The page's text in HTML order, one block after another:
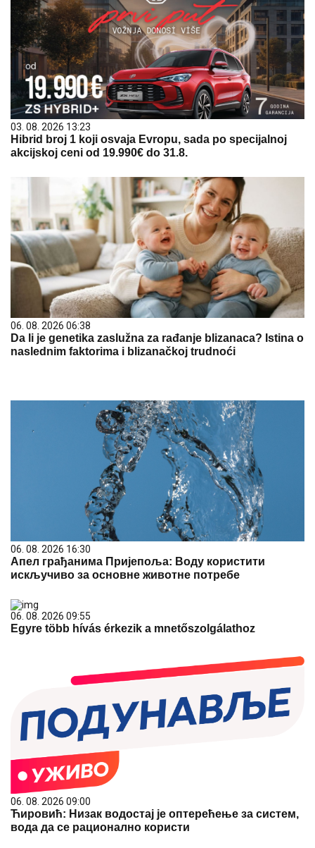
03. 08. 2026 13:23
Hibrid broj 1 koji osvaja Evropu, sada po specijalnoj
akcijskoj ceni od 19.990€ do 31.8.
06. 08. 2026 06:38
Da li je genetika zaslužna za rađanje blizanaca? Istina o
naslednim faktorima i blizanačkoj trudnoći
06. 08. 2026 16:30
Апел грађанима Пријепоља: Воду користити
искључиво за основне животне потребе
06. 08. 2026 09:55
Egyre több hívás érkezik a mnetőszolgálathoz
06. 08. 2026 09:00
Ћировић: Низак водостај је оптерећење за систем,
вода да се рационално користи